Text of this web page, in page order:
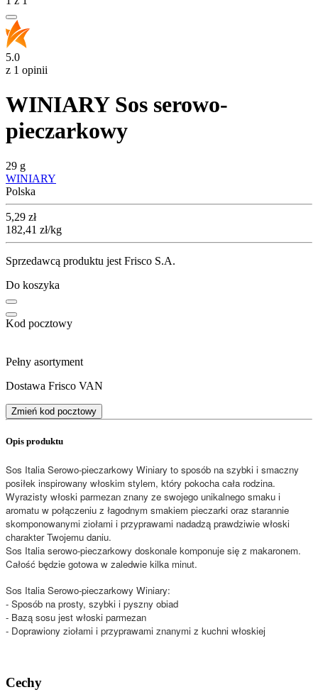
5.0
z 1 opinii
WINIARY Sos serowo-
pieczarkowy
29 g
WINIARY
Polska
Cena
5,29 zł
182,41 zł/kg
Sprzedawcą produktu jest Frisco S.A.
Do koszyka
Kod pocztowy
Pełny asortyment
Dostawa Frisco VAN
Zmień kod pocztowy
Opis produktu
Sos Italia Serowo-pieczarkowy Winiary to sposób na szybki i smaczny
posiłek inspirowany włoskim stylem, który pokocha cała rodzina.
Wyrazisty włoski parmezan znany ze swojego unikalnego smaku i
aromatu w połączeniu z łagodnym smakiem pieczarki oraz starannie
skomponowanymi ziołami i przyprawami nadadzą prawdziwie włoski
charakter Twojemu daniu.
Sos Italia serowo-pieczarkowy doskonale komponuje się z makaronem.
Całość będzie gotowa w zaledwie kilka minut.
Sos Italia Serowo-pieczarkowy Winiary:
- Sposób na prosty, szybki i pyszny obiad
- Bazą sosu jest włoski parmezan
- Doprawiony ziołami i przyprawami znanymi z kuchni włoskiej
Cechy